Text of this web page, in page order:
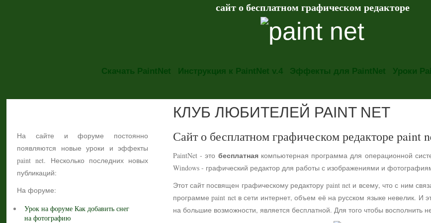
сайт о бесплатном графическом редакторе
Скачать PaintNet Инструкция к PaintNet v.4 Эффекты для PaintNet Уроки
На сайте и форуме постоянно
появляются новые уроки и эффекты
paint net. Несколько последних новых
публикаций:
На форуме:
Урок на форуме Как добавить снег
на фотографию
КЛУБ ЛЮБИТЕЛЕЙ PAINT NET
Сайт о бесплатном графическом редакторе paint
PaintNet - это бесплатнаякомпьютерная программа для операционной
Windows - графический редактор для работы с изображениями и
Этот сайт посвящен графическому редактору paint net и всему, что с ним
программе paint net в сети интернет, объем её на русском языке невелик. И
на большие возможности, является бесплатной. Для того чтобы восполнить